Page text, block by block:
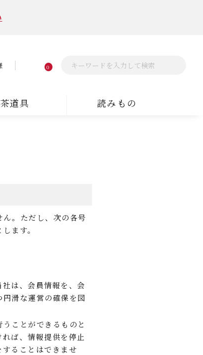
0
茶道具 読みもの
。ただし、次の各号
ます。
は、会員情報を、会
滑な運営の確保を図
ことができるものと
ば、情報提供を停止
ることはできませ